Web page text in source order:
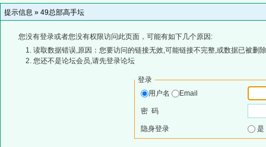
提示信息 » 49总部高手坛
您没有登录或者您没有权限访问此页面，可能有如下几个原因:
读取数据错误,原因：您要访问的链接无效,可能链接不完整,或数据已被删
您还不是论坛会员,请先登录论坛
登录
用户名
Email
密 码
隐身登录